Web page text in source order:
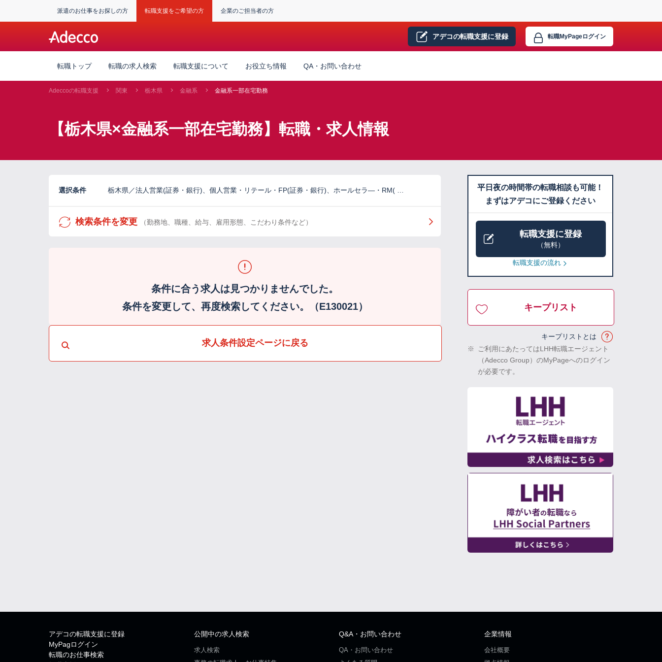
派遣のお仕事をお探しの方 転職支援をご希望の方 企業のご担当者の方
アデコの転職支援に登録 転職MyPageログイン
転職トップ 転職の求人検索 転職支援について お役立ち情報 QA・お問い合わせ
Adeccoの転職支援 関東 栃木県 金融系 金融系一部在宅勤務
【栃木県×金融系一部在宅勤務】転職・求人情報
選択条件 栃木県／法人営業(証券・銀行)、個人営業・リテール・FP(証券・銀行)、ホールセラ―・RM( …
検索条件を変更 （勤務地、職種、給与、雇用形態、こだわり条件など）
条件に合う求人は見つかりませんでした。
条件を変更して、再度検索してください。（E130021）
求人条件設定ページに戻る
平日夜の時間帯の転職相談も可能！
まずはアデコにご登録ください
転職支援に登録
（無料）
転職支援の流れ
キープリスト
キープリストとは
※
ご利用にあたってはLHH転職エージェント
（Adecco Group）のMyPageへのログイン
が必要です。
アデコの転職支援に登録
MyPagログイン
転職のお仕事検索
公開中の求人検索
求人検索
Q&A・お問い合わせ
QA・お問い合わせ
企業情報
会社概要